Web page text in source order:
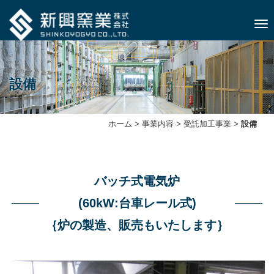
ナビ
設備
ホーム > 事業内容 > 受託加⼯事業 > 設備
バッチ式電気炉
(60kW:台車レール式)
｛炉の製造、販売もいたします｝